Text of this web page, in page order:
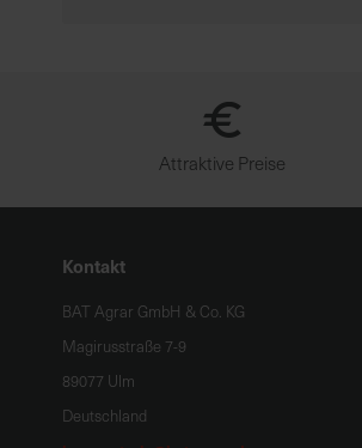
Attraktive Preise
Kontakt
BAT Agrar GmbH & Co. KG
Magirusstraße 7-9
89077 Ulm
Deutschland